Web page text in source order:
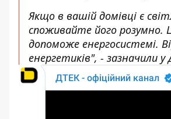
Якщо в вашій домівці є
споживайте його розумно.
допоможе енергосистемі.
енергетиків", - зазначили у